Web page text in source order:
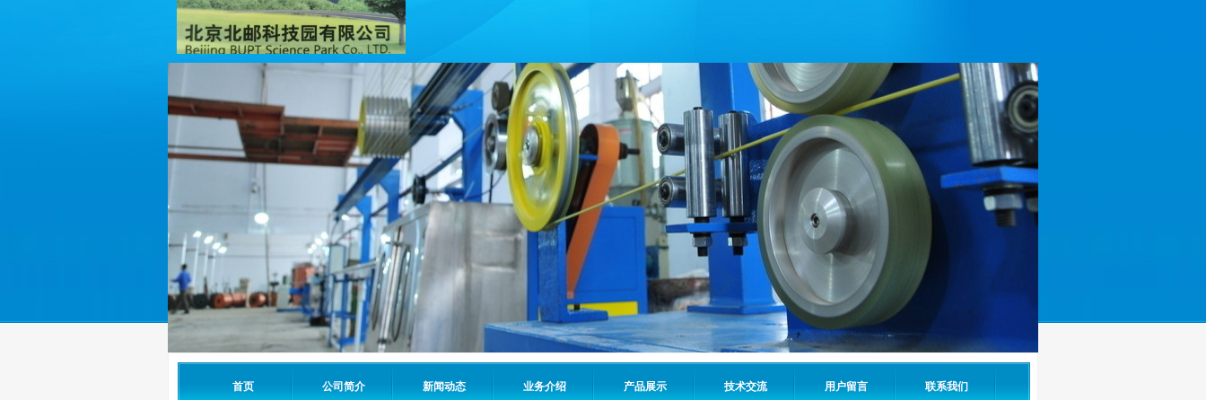
首页 公司简介 新闻动态 业务介绍 产品展示 技术交流 用户留言 联系我们